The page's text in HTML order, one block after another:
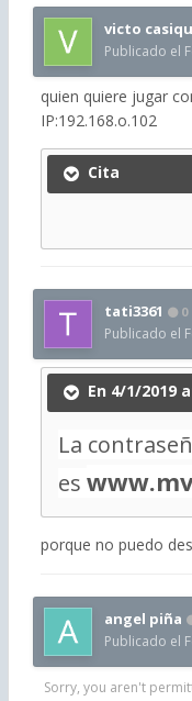
victo
Publicado el
quien quiere jugar
IP:192.168.o.102
Cita
tati3361 0
Publicado el
En 4/1/2019
La
es
porque no puedo
angel piña
Publicado el
Sorry, you aren't